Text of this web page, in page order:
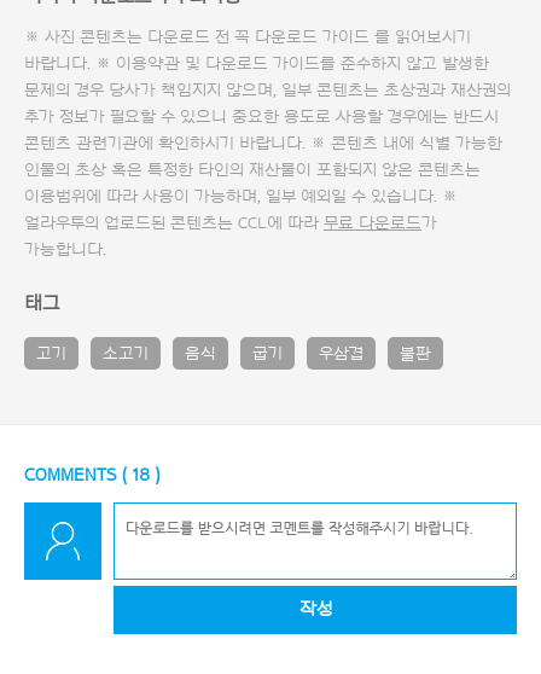
※ 사진 콘텐츠는 다운로드 전 꼭 다운로드 가이드 를 읽어보시기
바랍니다. ※ 이용약관 및 다운로드 가이드를 준수하지 않고 발생한
문제의 경우 당사가 책임지지 않으며, 일부 콘텐츠는 초상권과 재산권의
추가 정보가 필요할 수 있으니 중요한 용도로 사용할 경우에는 반드시
콘텐츠 관련기관에 확인하시기 바랍니다. ※ 콘텐츠 내에 식별 가능한
인물의 초상 혹은 특정한 타인의 재산물이 포함되지 않은 콘텐츠는
이용범위에 따라 사용이 가능하며, 일부 예외일 수 있습니다. ※
얼라우투의 업로드된 콘텐츠는 CCL에 따라 무료 다운로드가
가능합니다.
태그
고기 소고기 음식 굽기 우삼겹 불판
COMMENTS ( 18 )
작성